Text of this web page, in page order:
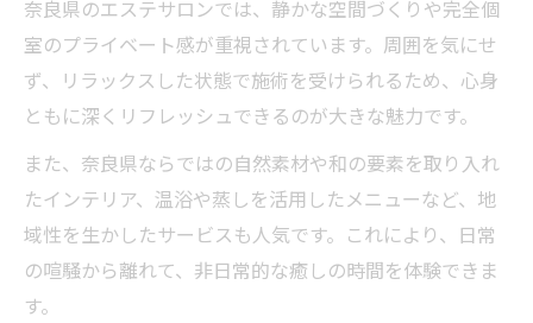
奈良県のエステサロンでは、静かな空間づくりや完全個
室のプライベート感が重視されています。周囲を気にせ
ず、リラックスした状態で施術を受けられるため、心身
ともに深くリフレッシュできるのが大きな魅力です。
また、奈良県ならではの自然素材や和の要素を取り入れ
たインテリア、温浴や蒸しを活用したメニューなど、地
域性を生かしたサービスも人気です。これにより、日常
の喧騒から離れて、非日常的な癒しの時間を体験できま
す。